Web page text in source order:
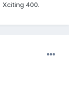
400.